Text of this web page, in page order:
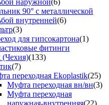
наружной(6)
90° с металлической
внутренней(6)
(3)
для гипсокартона(1)
фитинги
(Чехия)(133)
(7)
переходная Ekoplastik(25)
Муфта переходная вн/вн(3)
Муфта переходная